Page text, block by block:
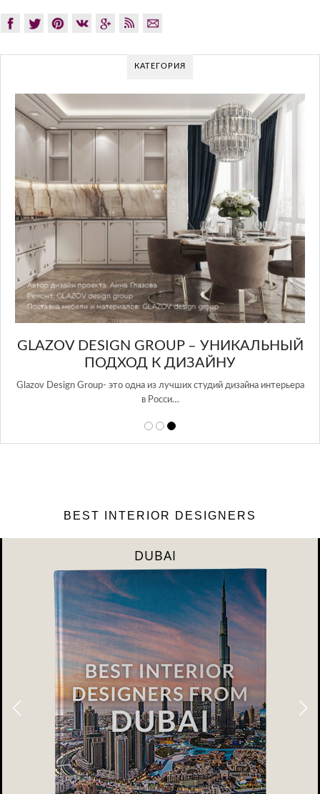
КАТЕГОРИЯ
GLAZOV DESIGN GROUP – УНИКАЛЬНЫЙ
ПОДХОД К ДИЗАЙНУ
Glazov Design Group- это одна из лучших студий дизайна интерьера
в Росси…
BEST INTERIOR DESIGNERS
DUBAI